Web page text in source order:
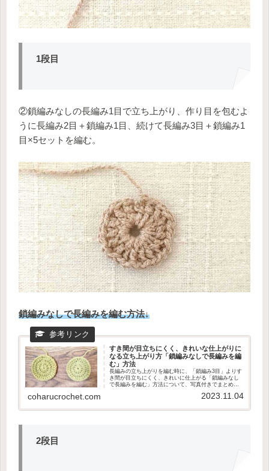
1段目
②鎖編みなしの長編み1目で立ち上がり、作り目を包むよ
うに長編み2目＋鎖編み1目、続けて長編み3目＋鎖編み1
目×5セットを編む。
鎖編みなしで長編みを編む方法↓
すき間が目立ちにくく、きれいな仕上がりに
なる立ち上がり方「鎖編みなしで長編みを編
む」方法
長編みの立ち上がりを編む時に、「鎖編み3目」よりす
き間が目立ちにくく、きれいに仕上がる「鎖編みなし
で長編みを編む」方法について、写真付きでまとめま
coharucrochet.com 2023.11.04
2段目